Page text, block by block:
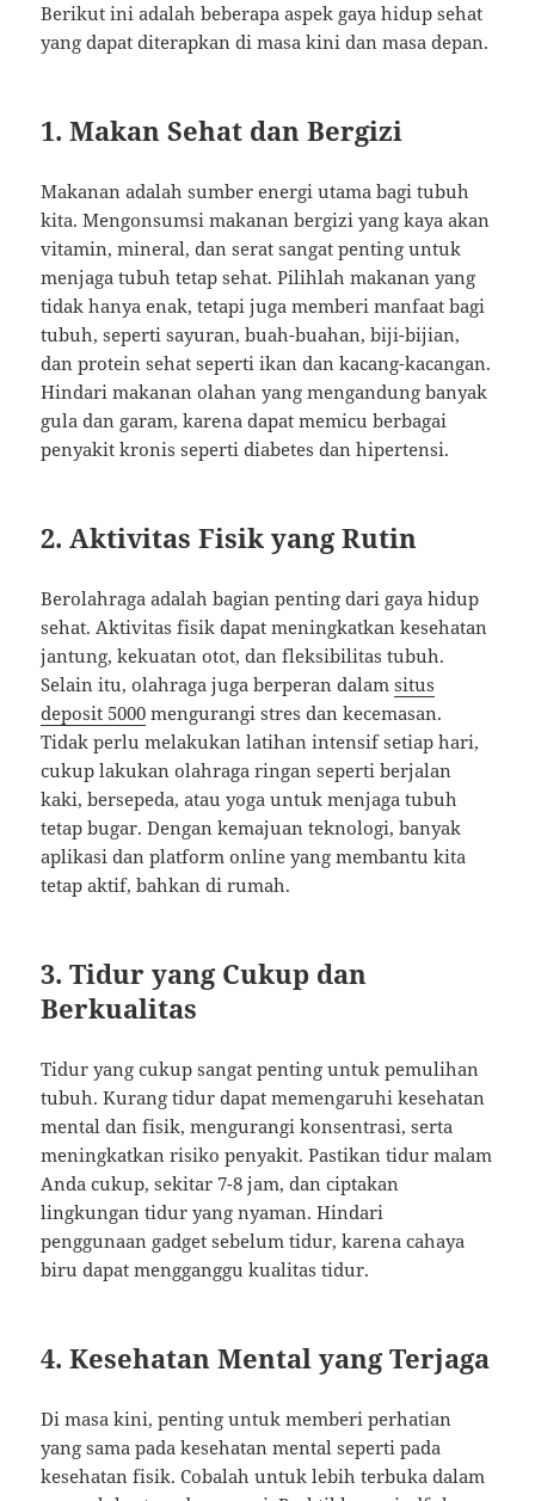
Berikut ini adalah beberapa aspek gaya hidup sehat
yang dapat diterapkan di masa kini dan masa depan.
1.Makan Sehat dan Bergizi
Makanan adalah sumber energi utama bagi tubuh
kita. Mengonsumsi makanan bergizi yang kaya akan
vitamin, mineral, dan serat sangat penting untuk
menjaga tubuh tetap sehat. Pilihlah makanan yang
tidak hanya enak, tetapi juga memberi manfaat bagi
tubuh, seperti sayuran, buah-buahan, biji-bijian,
dan protein sehat seperti ikan dan kacang-kacangan.
Hindari makanan olahan yang mengandung banyak
gula dan garam, karena dapat memicu berbagai
penyakit kronis seperti diabetes dan hipertensi.
2.Aktivitas Fisik yang Rutin
Berolahraga adalah bagian penting dari gaya hidup
sehat. Aktivitas fisik dapat meningkatkan kesehatan
jantung, kekuatan otot, dan fleksibilitas tubuh.
Selain itu, olahraga juga berperan dalamsitus
deposit 5000 mengurangi stres dan kecemasan.
Tidak perlu melakukan latihan intensif setiap hari,
cukup lakukan olahraga ringan seperti berjalan
kaki, bersepeda, atau yoga untuk menjaga tubuh
tetap bugar. Dengan kemajuan teknologi, banyak
aplikasi dan platform online yang membantu kita
tetap aktif, bahkan di rumah.
3.Tidur yang Cukup dan
Berkualitas
Tidur yang cukup sangat penting untuk pemulihan
tubuh. Kurang tidur dapat memengaruhi kesehatan
mental dan fisik, mengurangi konsentrasi, serta
meningkatkan risiko penyakit. Pastikan tidur malam
Anda cukup, sekitar 7-8 jam, dan ciptakan
lingkungan tidur yang nyaman. Hindari
penggunaan gadget sebelum tidur, karena cahaya
biru dapat mengganggu kualitas tidur.
4.Kesehatan Mental yang Terjaga
Di masa kini, penting untuk memberi perhatian
yang sama pada kesehatan mental seperti pada
kesehatan fisik. Cobalah untuk lebih terbuka dalam